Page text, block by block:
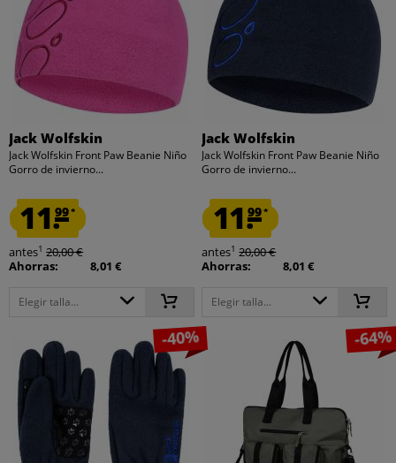
Jack Wolfskin
Jack Wolfskin Front Paw Beanie Niño
Gorro de invierno...
11.99*
antes1 20,00 €
Ahorras:
8,01 €
Elegir talla...
Jack Wolfskin
Jack Wolfskin Front Paw Beanie Niño
Gorro de invierno...
11.99*
antes1 20,00 €
Ahorras:
8,01 €
Elegir talla...
-40% -64%